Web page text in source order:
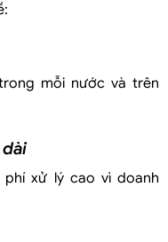
mỗi nước và trên
xử lý cao vì doanh